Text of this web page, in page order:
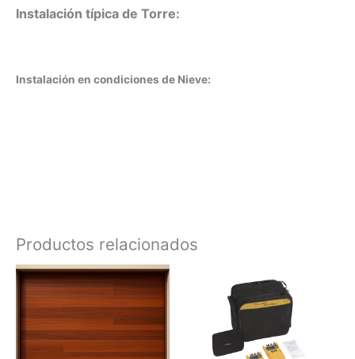
Instalación típica de Torre:
Instalación en condiciones de Nieve:
Productos relacionados